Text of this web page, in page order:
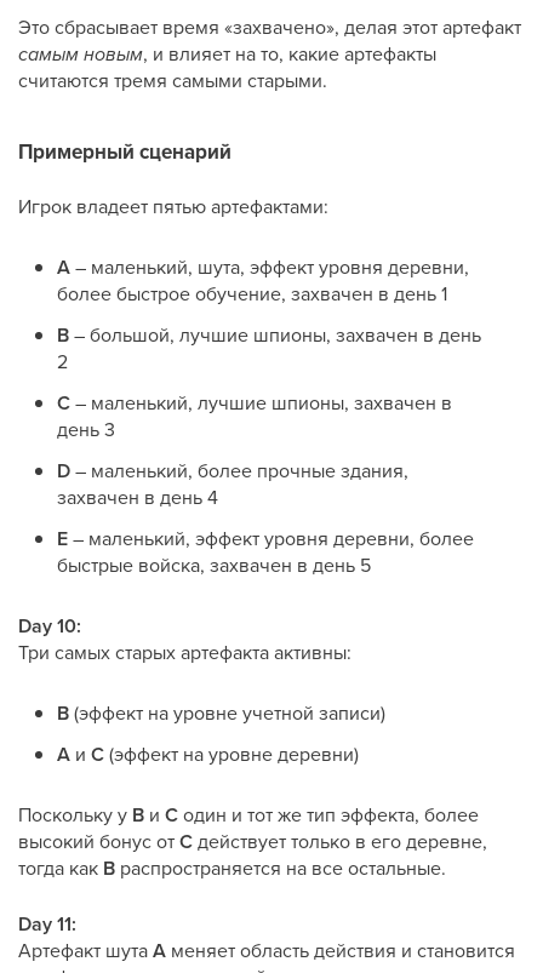
Это сбрасывает время «захвачено», делая этот артефакт
самым новым, и влияет на то, какие артефакты
считаются тремя самыми старыми.
Примерный сценарий
Игрок владеет пятью артефактами:
A– маленький, шута, эффект уровня деревни,
более быстрое обучение, захвачен в день 1
B– большой, лучшие шпионы, захвачен в день
2
C– маленький, лучшие шпионы, захвачен в
день 3
D– маленький, более прочные здания,
захвачен в день 4
E– маленький, эффект уровня деревни, более
быстрые войска, захвачен в день 5
Day 10:
Три самых старых артефакта активны:
B(эффект на уровне учетной записи)
A и C(эффект на уровне деревни)
Поскольку у B и Cодин и тот же тип эффекта, более
высокий бонус отCдействует только в его деревне,
тогда как B распространяется на все остальные.
Day 11:
Артефакт шутаA меняет область действия и становится